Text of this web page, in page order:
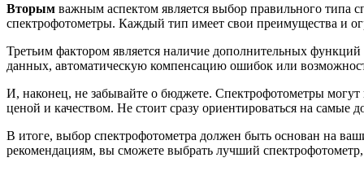
Вторым важным аспектом является выбор правильного типа
спектрофотометры. Каждый тип имеет свои преимущества и
Третьим фактором является наличие дополнительных
данных, автоматическую компенсацию ошибок или
И, наконец, не забывайте о бюджете. Спектрофотометры
ценой и качеством. Не стоит сразу ориентироваться на
В итоге, выбор спектрофотометра должен быть основан на
рекомендациям, вы сможете выбрать лучший